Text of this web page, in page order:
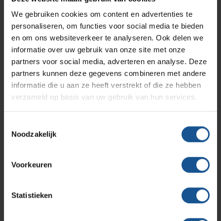
We gebruiken cookies om content en advertenties te
personaliseren, om functies voor social media te bieden
en om ons websiteverkeer te analyseren. Ook delen we
informatie over uw gebruik van onze site met onze
partners voor social media, adverteren en analyse. Deze
partners kunnen deze gegevens combineren met andere
informatie die u aan ze heeft verstrekt of die ze hebben
verzameld op basis van uw gebruik van hun services.
Noodzakelijk
Voorkeuren
Statistieken
Accessoires
Naaldencontainer omdoos
Branche
Afvalinzamelaars, Laboratoria, Ziekenhuizen en klinieken,
Zorginstellingen
Breedte
ø 100
Duurzaam geproduceerd
0,106
184
Solutions
Productlijnen
Medische afvalverpakkingen
Assortiment
Onze merken
Hammerlit
Septodry
Metro
Contact
Ons team
Klantcases